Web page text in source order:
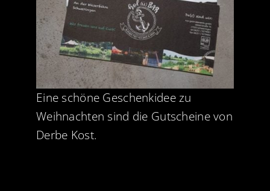
News
Kontakt
Eine schöne Geschenkidee zu
Weihnachten sind die Gutscheine von
Derbe Kost.